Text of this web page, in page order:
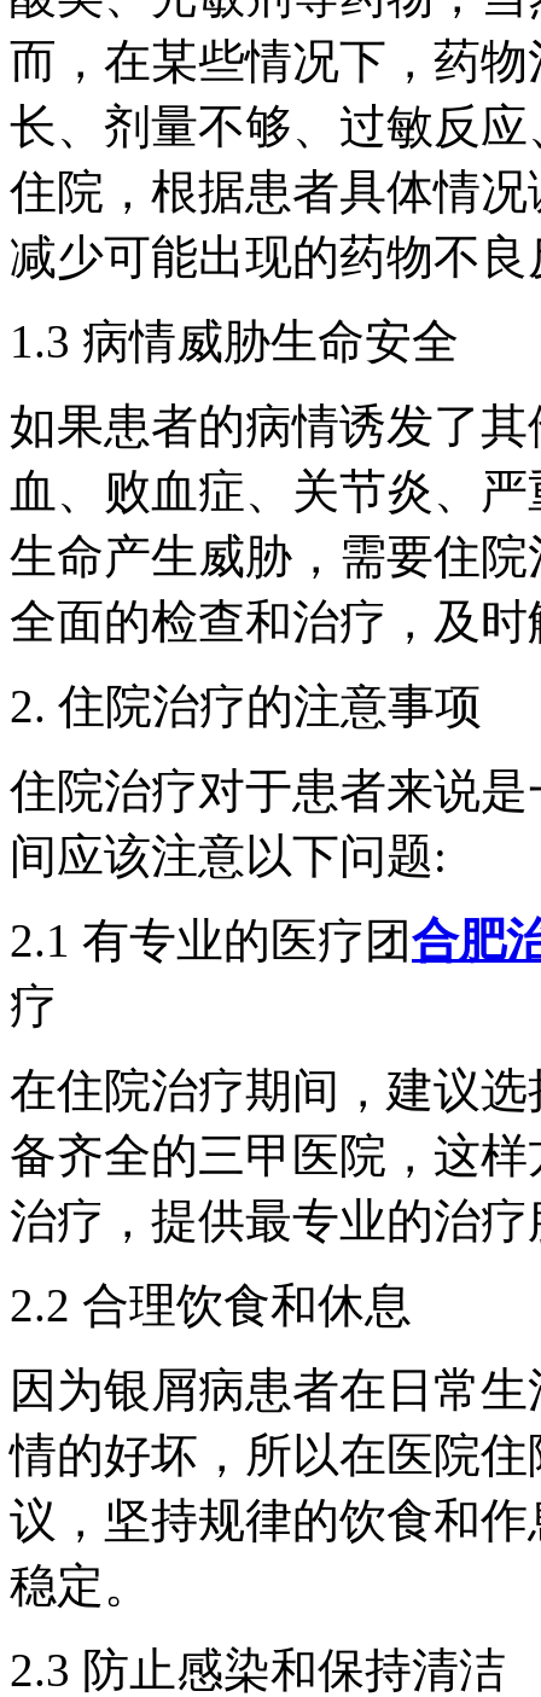
而，在某些情况下，药
长、剂量不够、过敏反
住院，根据患者具体情
减少可能出现的药物不良
1.3 病情威胁生命安全
如果患者的病情诱发了
血、败血症、关节炎、
生命产生威胁，需要住
全面的检查和治疗，及
2. 住院治疗的注意事项
住院治疗对于患者来说
间应该注意以下问题:
2.1 有专业的医疗团合肥
疗
在住院治疗期间，建议
备齐全的三甲医院，这
治疗，提供最专业的治疗
2.2 合理饮食和休息
因为银屑病患者在日常
情的好坏，所以在医院
议，坚持规律的饮食和
稳定。
2.3 防止感染和保持清洁